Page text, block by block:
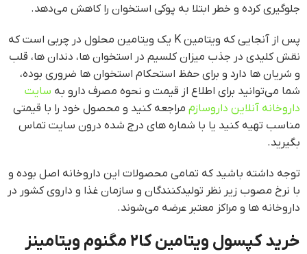
جلوگیری کرده و خطر ابتلا به پوکی استخوان را کاهش می‌دهد.
پس از آنجایی که ویتامین K یک ویتامین محلول در چربی است که
نقش کلیدی در جذب میزان کلسیم در استخوان ها، دندان ها، قلب
و شریان ها دارد و برای حفظ استحکام استخوان ها ضروری بوده،
شما می‌توانید برای اطلاع از قیمت و نحوه مصرف دارو به سایت
داروخانه آنلاین داروسازم مراجعه کنید و محصول خود را با قیمتی
مناسب تهیه کنید یا با شماره های درج شده درون سایت تماس
بگیرید.
توجه داشته باشید که تمامی محصولات این داروخانه اصل بوده و
با نرخ مصوب زیر نظر توليدکنندگان و سازمان غذا و داروی کشور در
داروخانه ها و مراکز معتبر عرضه می‌شوند.
خرید کپسول ویتامین کا۲ مگنوم ویتامینز